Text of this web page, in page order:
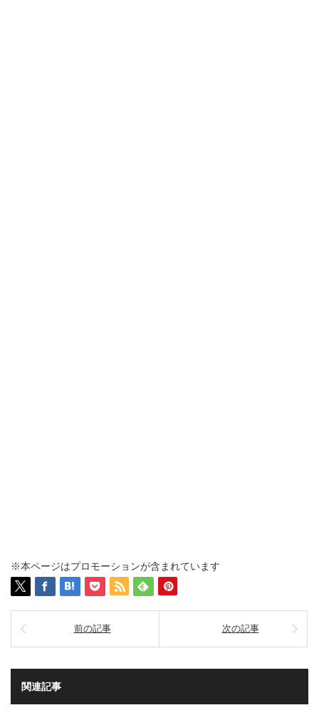
※本ページはプロモーションが含まれています
前の記事 次の記事
関連記事